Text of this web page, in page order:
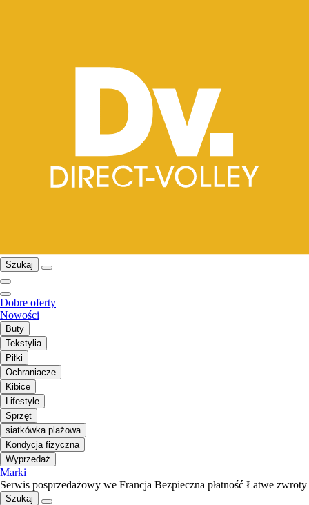
Szukaj
Dobre oferty
Nowości
Buty
Tekstylia
Piłki
Ochraniacze
Kibice
Lifestyle
Sprzęt
siatkówka plażowa
Kondycja fizyczna
Wyprzedaż
Marki
Serwis posprzedażowy we Francja Bezpieczna płatność Łatwe zwroty
Szukaj